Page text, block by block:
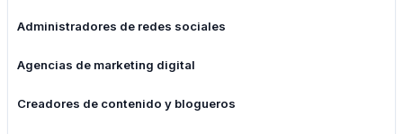
Administradores de redes sociales
Agencias de marketing digital
Creadores de contenido y blogueros